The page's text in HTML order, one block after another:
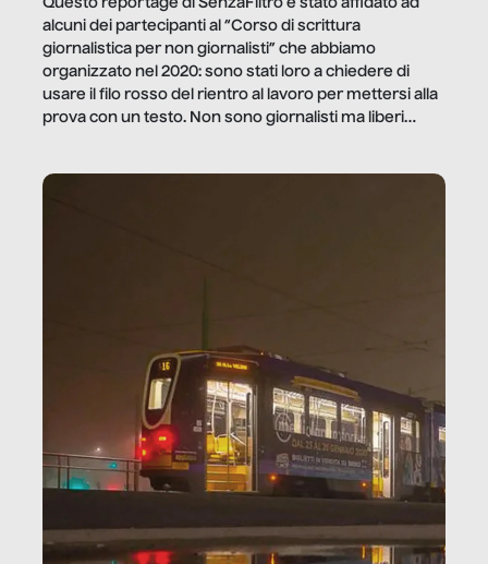
alcuni dei partecipanti al “Corso di scrittura
giornalistica per non giornalisti” che abbiamo
organizzato nel 2020: sono stati loro a chiedere di
usare il filo rosso del rientro al lavoro per mettersi alla
prova con un testo. Non sono giornalisti ma liberi